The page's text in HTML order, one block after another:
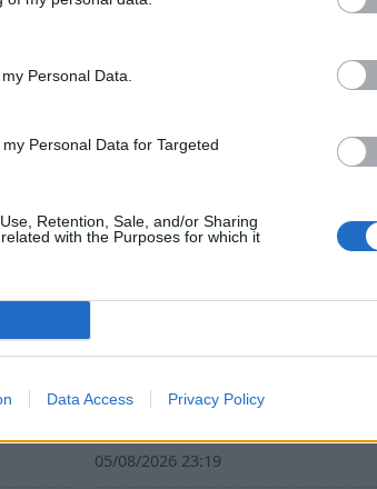
Personal Data.
Personal Data for Targeted
Retention, Sale, and/or Sharing
with the Purposes for which it
Data Access Privacy Policy
Guardian: Έρχονται νέες
ακραία ζέστη πλήττει τις
05/08/2026 23:19